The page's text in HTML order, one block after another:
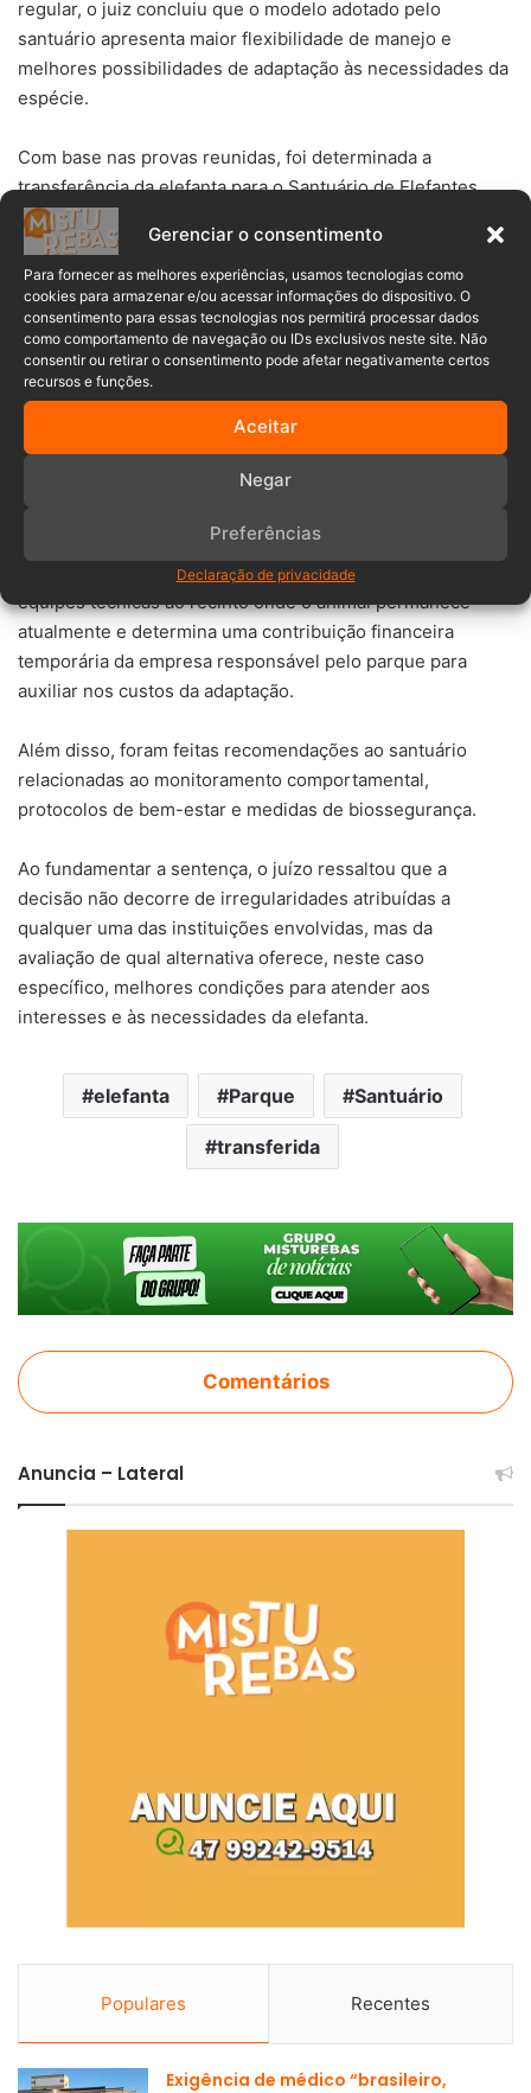
Gerenciar o consentimento
Para fornecer as melhores experiências, usamos tecnologias como
cookies para armazenar e/ou acessar informações do dispositivo. O
consentimento para essas tecnologias nos permitirá processar dados
como comportamento de navegação ou IDs exclusivos neste site. Não
consentir ou retirar o consentimento pode afetar negativamente certos
recursos e funções.
Aceitar
Negar
Preferências
Declaração de privacidade
regular, o juiz concluiu que o modelo adotado pelo
santuário apresenta maior flexibilidade de manejo e
melhores possibilidades de adaptação às necessidades da
espécie.
Com base nas provas reunidas, foi determinada a
transferência da elefanta para o Santuário de Elefantes
Brasil no prazo de até 60 dias.
>>>> LEIA TAMBÉM:Funcionário é picado por jararaca
enquanto realizava limpeza em parque de Brusque
O processo deverá ocorrer sob responsabilidade técnica
da instituição, com acompanhamento veterinário,
realização de exames prévios e monitoramento posterior.
Também foi estabelecida a apresentação de relatórios
bimestrais durante oito meses após a mudança.
A decisão ainda prevê uma guarda compartilhada
transitória até o início do transporte, autoriza o acesso das
equipes técnicas ao recinto onde o animal permanece
atualmente e determina uma contribuição financeira
temporária da empresa responsável pelo parque para
auxiliar nos custos da adaptação.
Além disso, foram feitas recomendações ao santuário
relacionadas ao monitoramento comportamental,
protocolos de bem-estar e medidas de biossegurança.
Ao fundamentar a sentença, o juízo ressaltou que a
decisão não decorre de irregularidades atribuídas a
qualquer uma das instituições envolvidas, mas da
avaliação de qual alternativa oferece, neste caso
específico, melhores condições para atender aos
interesses e às necessidades da elefanta.
elefanta Parque Santuário
transferida
Comentários
Anuncia – Lateral
Populares Recentes
Exigência de médico “brasileiro,